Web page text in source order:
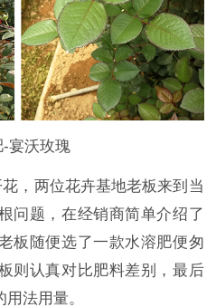
宴沃玫瑰
，两位花卉基地老板来到当
问题，在经销商简单介绍了
板随便选了一款水溶肥便匆
则认真对比肥料差别，最后
法用量。